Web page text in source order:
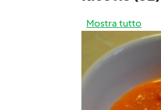
Mostra tutto